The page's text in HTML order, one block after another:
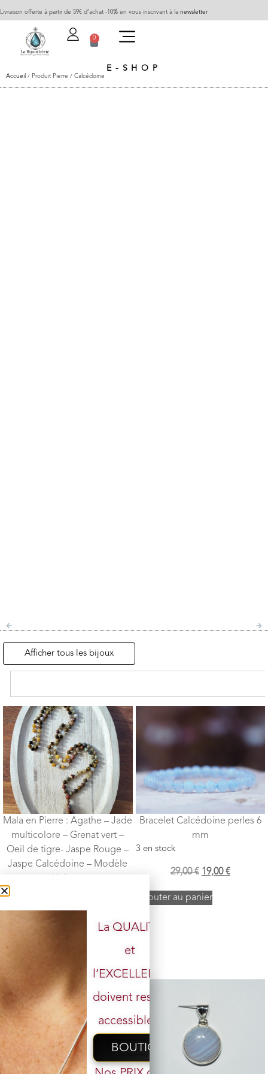
Livraison offerte à partir de 59€ d’achat -10% en vous inscrivant à la newsletter
0
E-SHOP
Accueil / Produit Pierre / Calcédoine
Afficher tous les bijoux
Mala en Pierre : Agathe – Jade
multicolore – Grenat vert –
Oeil de tigre- Jaspe Rouge –
Jaspe Calcédoine – Modèle
1 en stock
169,00
Ajouter au panier
Bracelet Calcédoine perles 6
mm
3 en stock
29,00€ 19,00€
Ajouter au panier
La QUALITÉ
et
l’EXCELLENCE
doivent rester
accessibles.
BOUTIQUE